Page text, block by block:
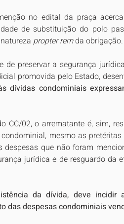
no edital da praça
de substituição do polo
propter rem da obrigação.
de preservar a segurança
promovida pelo Estado,
dívidas condominiais
CC/02, o arrematante é, sim,
mesmo as
despesas que não foram
jurídica e de resguardo da
da dívida, deve
das despesas condominiais